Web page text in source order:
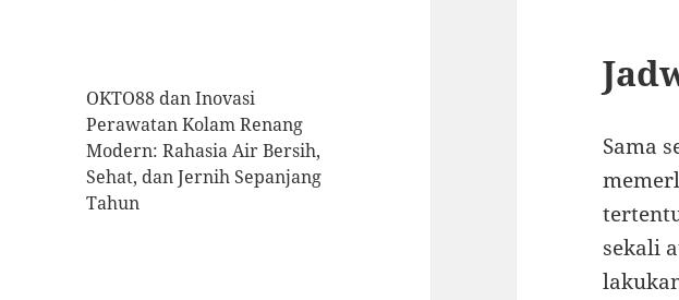
OKTO88 dan Inovasi
Perawatan Kolam Renang
Modern: Rahasia Air Bersih,
Sehat, dan Jernih Sepanjang
Tahun
Sama
sekali